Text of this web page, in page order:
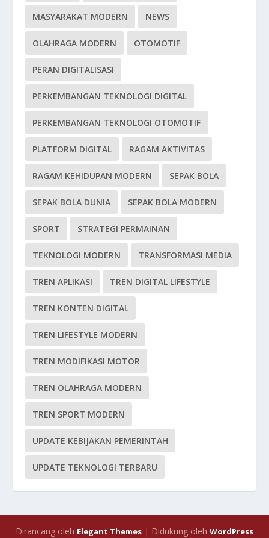
MASYARAKAT MODERN NEWS
OLAHRAGA MODERN OTOMOTIF
PERAN DIGITALISASI
PERKEMBANGAN TEKNOLOGI DIGITAL
PERKEMBANGAN TEKNOLOGI OTOMOTIF
PLATFORM DIGITAL RAGAM AKTIVITAS
RAGAM KEHIDUPAN MODERN SEPAK BOLA
SEPAK BOLA DUNIA SEPAK BOLA MODERN
SPORT STRATEGI PERMAINAN
TEKNOLOGI MODERN TRANSFORMASI MEDIA
TREN APLIKASI TREN DIGITAL LIFESTYLE
TREN KONTEN DIGITAL
TREN LIFESTYLE MODERN
TREN MODIFIKASI MOTOR
TREN OLAHRAGA MODERN
TREN SPORT MODERN
UPDATE KEBIJAKAN PEMERINTAH
UPDATE TEKNOLOGI TERBARU
Dirancang oleh Elegant Themes | Didukung oleh WordPress